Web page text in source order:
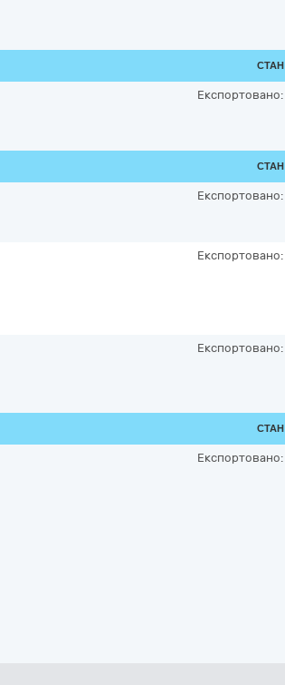
СТАН
Експортовано:
СТАН
Експортовано:
Експортовано:
Експортовано:
СТАН
Експортовано: